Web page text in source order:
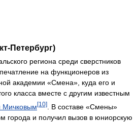
Петербург)
региона среди сверстников
на функционеров из
академии «Смена», куда его и
класса вместе с другим известным
Мичковым[10]
. В составе «Смены»
города и получил вызов в юниорскую